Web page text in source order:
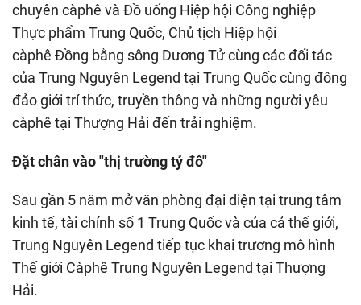
chuyên càphê và Đồ uống Hiệp hội Công nghiệp
Thực phẩm Trung Quốc, Chủ tịch Hiệp hội
càphê Đồng bằng sông Dương Tử cùng các đối tác
của Trung Nguyên Legend tại Trung Quốc cùng đông
đảo giới trí thức, truyền thông và những người yêu
càphê tại Thượng Hải đến trải nghiệm.
Đặt chân vào "thị trường tỷ đô"
Sau gần 5 năm mở văn phòng đại diện tại trung tâm
kinh tế, tài chính số 1 Trung Quốc và của cả thế giới,
Trung Nguyên Legend tiếp tục khai trương mô hình
Thế giới Càphê Trung Nguyên Legend tại Thượng
Hải.